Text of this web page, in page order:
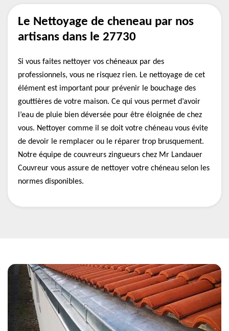
Le Nettoyage de cheneau par nos
artisans dans le 27730
Si vous faites nettoyer vos chéneaux par des
professionnels, vous ne risquez rien. Le nettoyage de cet
élément est important pour prévenir le bouchage des
gouttières de votre maison. Ce qui vous permet d’avoir
l’eau de pluie bien déversée pour être éloignée de chez
vous. Nettoyer comme il se doit votre chéneau vous évite
de devoir le remplacer ou le réparer trop brusquement.
Notre équipe de couvreurs zingueurs chez Mr Landauer
Couvreur vous assure de nettoyer votre chéneau selon les
normes disponibles.